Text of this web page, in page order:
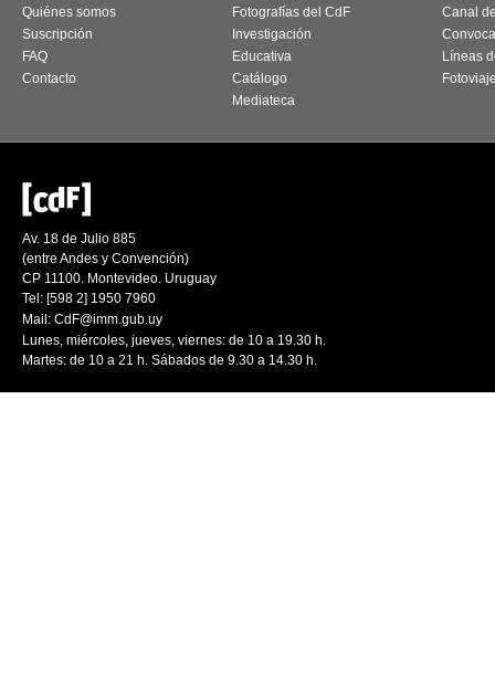
Quiénes somos
Suscripción
FAQ
Contacto
Fotografías del CdF
Investigación
Educativa
Catálogo
Mediateca
Canal
Líneas
Av. 18 de Julio 885
(entre Andes y Convención)
CP 11100. Montevideo. Uruguay
Tel: [598 2] 1950 7960
Mail: CdF@imm.gub.uy
Lunes, miércoles, jueves, viernes: de 10 a 19.30 h.
Martes: de 10 a 21 h. Sábados de 9.30 a 14.30 h.